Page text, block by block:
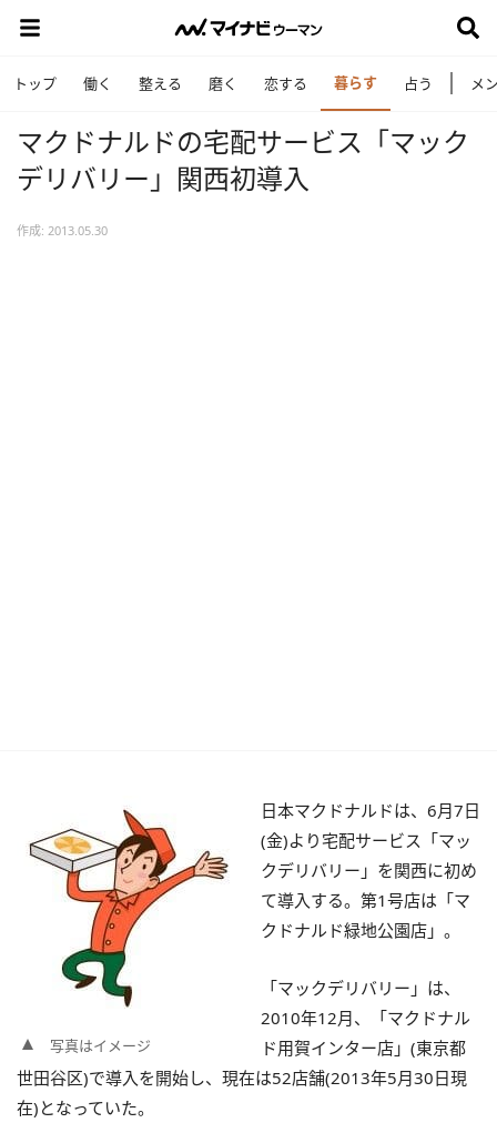
トップ 働く 整える 磨く 恋する 暮らす 占う メ
マクドナルドの宅配サービス「マック
デリバリー」関西初導入
作成: 2013.05.30
写真はイメージ
日本マクドナルドは、6月7日
(金)より宅配サービス「マッ
クデリバリー」を関西に初め
て導入する。第1号店は「マ
クドナルド緑地公園店」。
「マックデリバリー」は、
2010年12月、「マクドナル
ド用賀インター店」(東京都
世田谷区)で導入を開始し、現在は52店舗(2013年5月30日現
在)となっていた。